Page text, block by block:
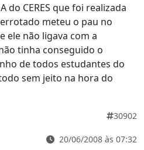
do CERES que foi realizada
meteu o pau no
ele não ligava com a
tinha conseguido o
de todos estudantes do
sem jeito na hora do
30902
20/06/2008 às 07:32